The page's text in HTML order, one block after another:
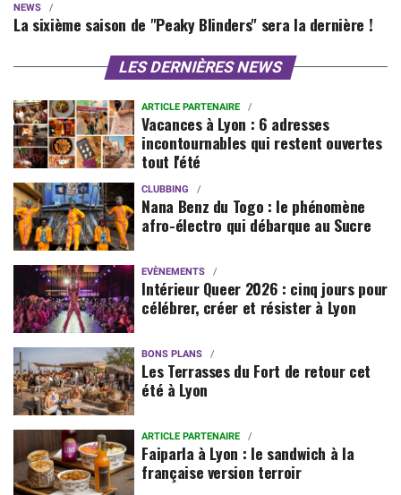
NEWS
La sixième saison de "Peaky Blinders" sera la dernière !
LES DERNIÈRES NEWS
ARTICLE PARTENAIRE
Vacances à Lyon : 6 adresses
incontournables qui restent ouvertes
tout l'été
CLUBBING
Nana Benz du Togo : le phénomène
afro-électro qui débarque au Sucre
EVÈNEMENTS
Intérieur Queer 2026 : cinq jours pour
célébrer, créer et résister à Lyon
BONS PLANS
Les Terrasses du Fort de retour cet
été à Lyon
ARTICLE PARTENAIRE
Faiparla à Lyon : le sandwich à la
française version terroir